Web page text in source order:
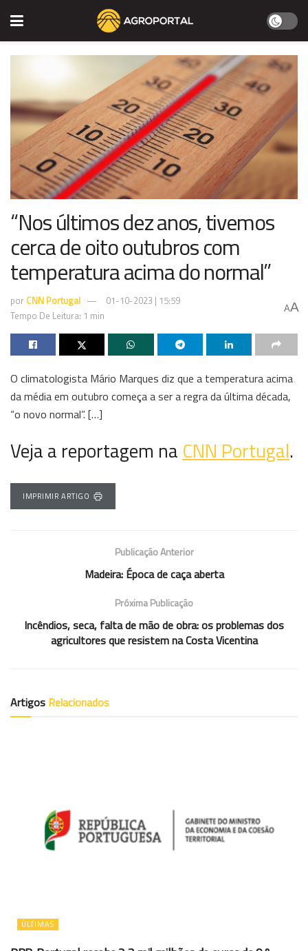
“Nos últimos dez anos, tivemos
cerca de oito outubros com
temperatura acima do normal”
por CNN Portugal
01-10-2023 | 15:59
Tempo De Leitura: 1 min
AA
O climatologista Mário Marques diz que a temperatura acima
da média em outubro começa a ser a regra da última década,
“o novo normal”. […]
Veja a reportagem naCNN Portugal.
IMPRIMIR ARTIGO
Publicação Anterior
Madeira: Época de caça aberta
Próxima Publicação
Incêndios, seca, falta de mão de obra: os problemas dos
agricultores que resistem na Costa Vicentina
Artigos Relacionados
ÚLTIMAS